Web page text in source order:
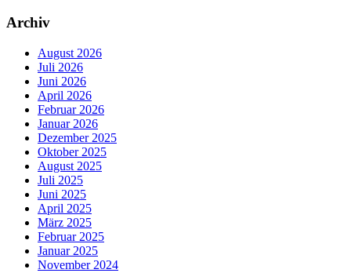
Archiv
August 2026
Juli 2026
Juni 2026
April 2026
Februar 2026
Januar 2026
Dezember 2025
Oktober 2025
August 2025
Juli 2025
Juni 2025
April 2025
März 2025
Februar 2025
Januar 2025
November 2024